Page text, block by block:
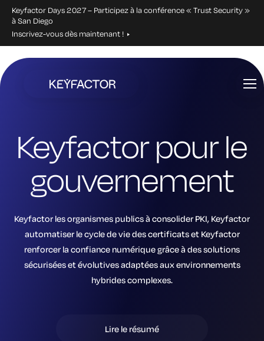
Keyfactor Days 2027 – Participez à la conférence « Trust Security »
à San Diego
Inscrivez-vous dès maintenant !
directement
Keyfactor pour le
gouvernement
Keyfactor les organismes publics à consolider PKI, Keyfactor
automatiser le cycle de vie des certificats et Keyfactor
renforcer la confiance numérique grâce à des solutions
sécurisées et évolutives adaptées aux environnements
hybrides complexes.
Lire le résumé